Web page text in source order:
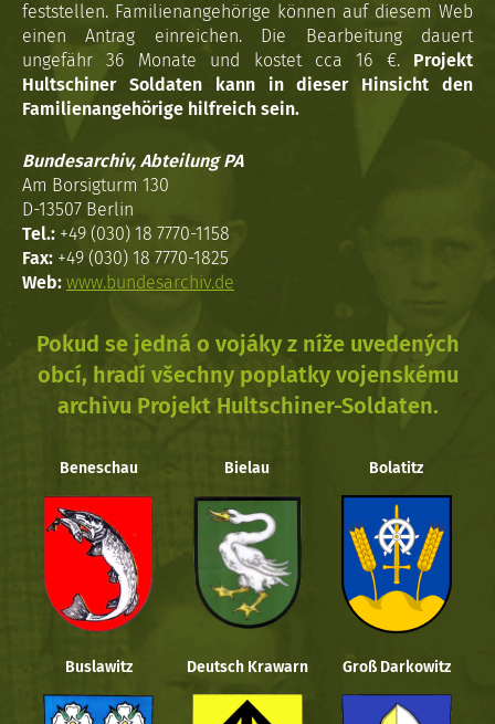
feststellen. Familienangehörige können auf diesem Web
einen Antrag einreichen. Die Bearbeitung dauert
ungefähr 36 Monate und kostet cca 16 €. Projekt
Hultschiner Soldaten kann in dieser Hinsicht den
Familienangehörige hilfreich sein.
Bundesarchiv, Abteilung PA
Am Borsigturm 130
D-13507 Berlin
Tel.: +49 (030) 18 7770-1158
Fax: +49 (030) 18 7770-1825
Web: www.bundesarchiv.de
Pokud se jedná o vojáky z níže uvedených
obcí, hradí všechny poplatky vojenskému
archivu Projekt Hultschiner-Soldaten.
Beneschau Bielau Bolatitz
Buslawitz Deutsch Krawarn Groß Darkowitz